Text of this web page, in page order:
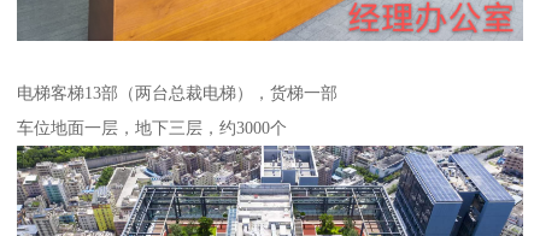
电梯客梯13部（两台总裁电梯），货梯一部
车位地面一层，地下三层，约3000个